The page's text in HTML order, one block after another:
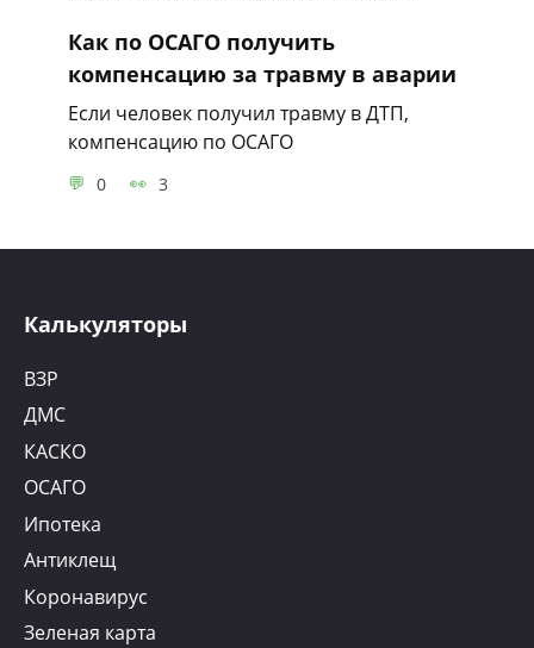
Как по ОСАГО получить
компенсацию за травму в аварии
Если человек получил травму в ДТП,
компенсацию по ОСАГО
0 3
Калькуляторы
ВЗР
ДМС
КАСКО
ОСАГО
Ипотека
Антиклещ
Коронавирус
Зеленая карта